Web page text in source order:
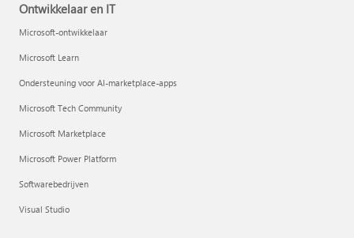
Ontwikkelaar en IT
Microsoft-ontwikkelaar
Microsoft Learn
Ondersteuning voor AI-marketplace-apps
Microsoft Tech Community
Microsoft Marketplace
Microsoft Power Platform
Softwarebedrijven
Visual Studio